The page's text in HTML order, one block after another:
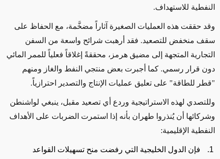
النفطية للاستهداف.
وقد حققت هذه العمليات الصغيرة آثاراً مضخَّمة، مع الحفاظ على
سقف منخفض للتصعيد. فقد أرهبت شرائح واسعة من السفن
التجارية المتجهة إلى مضيق هرمز، محققةً إغلاقاً فعلياً للممر المائي
دون قرار رسمي. كما أجبرت بعض منتجي النفط والغاز ومنهم
"قطر للطاقة" على تعليق عمليات الإنتاج والتصدير احترازياً.
وللتصدي لهذه الاستراتيجية وردع أي تصعيد مقبل، ينبغي لواشنطن
وشركائها أن يُنذروا طهران بأنه إذا استمرت الضربات على الأهداف
النفطية الإقليمية:
فإن الدول الخليجية التي رفضت منح تسهيلات القواعد